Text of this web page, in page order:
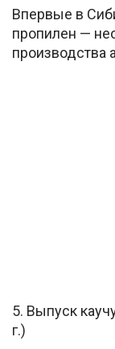
Впервые в
пропилен —
производства
5. Выпуск
г.)